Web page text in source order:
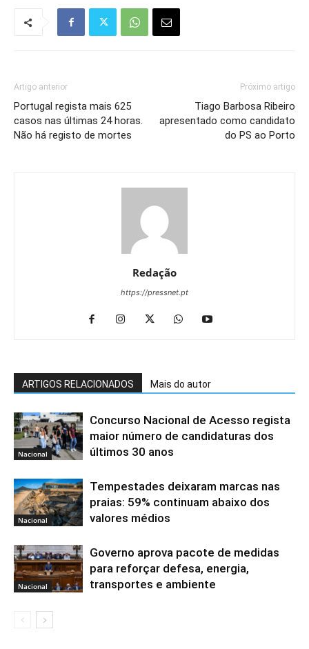
Artigo anterior
Portugal regista mais 625
casos nas últimas 24 horas.
Não há registo de mortes
Próximo artigo
Tiago Barbosa Ribeiro
apresentado como candidato
do PS ao Porto
Redação
https://pressnet.pt
ARTIGOS RELACIONADOS Mais do autor
Nacional
Concurso Nacional de Acesso regista
maior número de candidaturas dos
últimos 30 anos
Nacional
Tempestades deixaram marcas nas
praias: 59% continuam abaixo dos
valores médios
Nacional
Governo aprova pacote de medidas
para reforçar defesa, energia,
transportes e ambiente